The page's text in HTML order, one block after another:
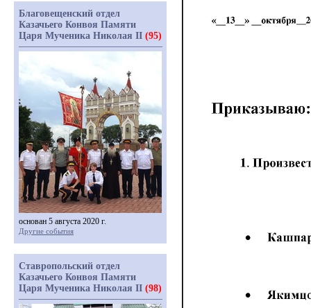
Благовещенский отдел
Казачьего Конвоя Памяти
Царя Мученика Николая II (95)
основан 5 августа 2020 г.
Другие события
Ставропольский отдел
Казачьего Конвоя Памяти
Царя Мученика Николая II (98)